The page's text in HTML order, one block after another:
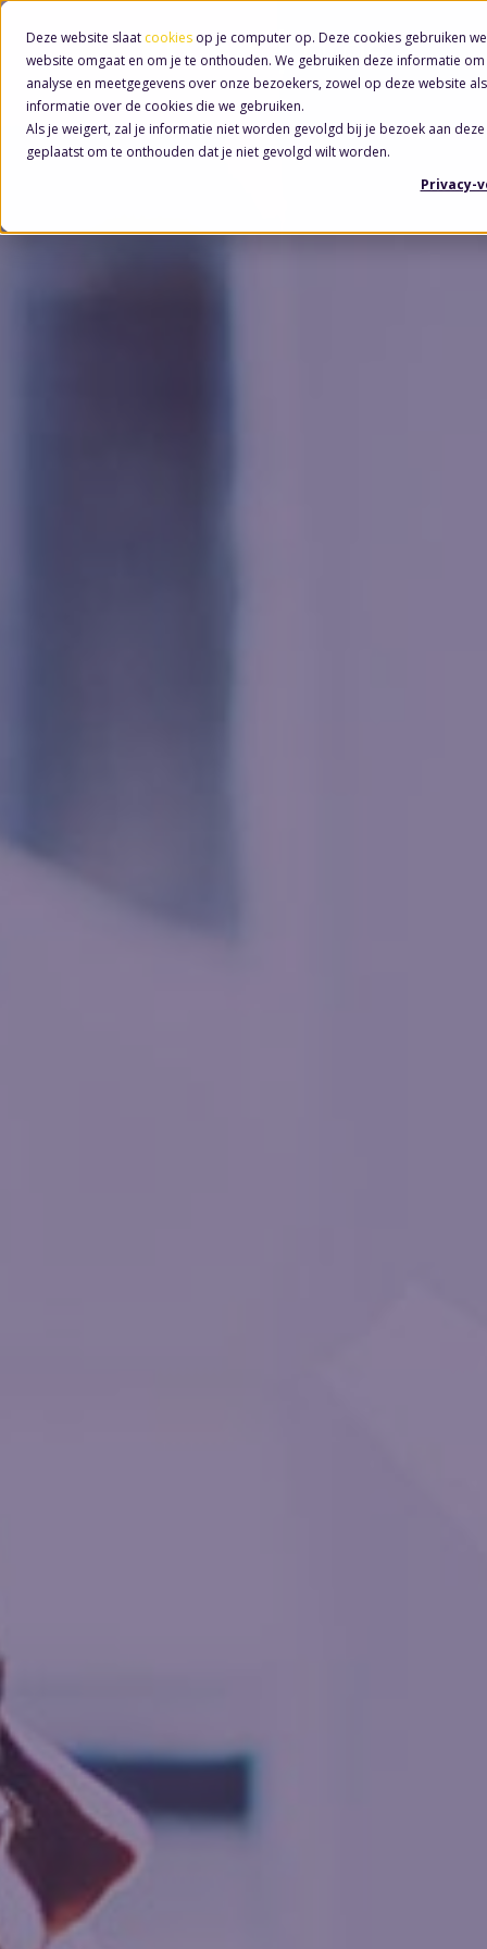
Deze website slaat cookies op je computer op. Deze cookies gebruiken
website omgaat en om je te onthouden. We gebruiken deze informatie
analyse en meetgegevens over onze bezoekers, zowel op deze website
informatie over de cookies die we gebruiken.
Als je weigert, zal je informatie niet worden gevolgd bij je bezoek aan
geplaatst om te onthouden dat je niet gevolgd wilt worden.
Privacy-